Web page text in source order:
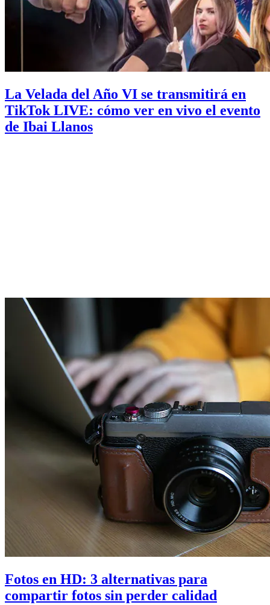
La Velada del Año VI se transmitirá en
TikTok LIVE: cómo ver en vivo el evento
de Ibai Llanos
Fotos en HD: 3 alternativas para
compartir fotos sin perder calidad